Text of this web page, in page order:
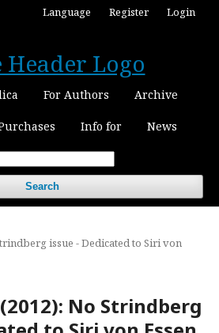
For Authors Archive
Info for News
Search
Language Register Login
issue - Dedicated to Siri von
No Strindberg